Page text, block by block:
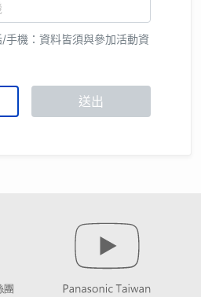
手機：資料皆須與參加活動資
送出